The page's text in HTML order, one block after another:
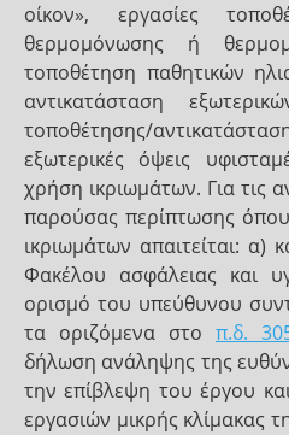
οίκον», εργασίες
θερμομόνωσης ή
τοποθέτηση παθητικών
αντικατάσταση
τοποθέτησης/
εξωτερικές όψεις
χρήση ικριωμάτων. Για τις
παρούσας περίπτωσης
ικριωμάτων απαιτείται: α)
Φακέλου ασφάλειας και
ορισμό του υπεύθυνου
τα οριζόμενα στο π.δ.
δήλωση ανάληψης της
την επίβλεψη του έργου
εργασιών μικρής κλίμακας